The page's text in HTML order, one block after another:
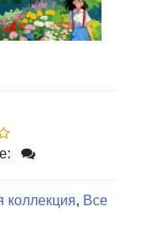
коллекция, Все